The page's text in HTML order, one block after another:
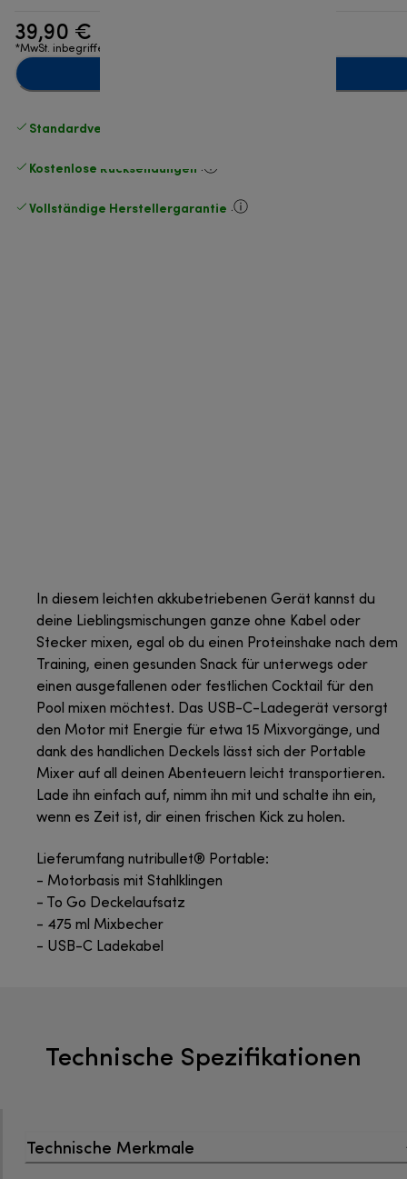
39,90 €
*MwSt. inbegriffen
Standardversand kostenlos
Kostenlose Rücksendungen .
Vollständige Herstellergarantie .
In diesem leichten akkubetriebenen Gerät kannst du
deine Lieblingsmischungen ganze ohne Kabel oder
Stecker mixen, egal ob du einen Proteinshake nach dem
Training, einen gesunden Snack für unterwegs oder
einen ausgefallenen oder festlichen Cocktail für den
Pool mixen möchtest. Das USB-C-Ladegerät versorgt
den Motor mit Energie für etwa 15 Mixvorgänge, und
dank des handlichen Deckels lässt sich der Portable
Mixer auf all deinen Abenteuern leicht transportieren.
Lade ihn einfach auf, nimm ihn mit und schalte ihn ein,
wenn es Zeit ist, dir einen frischen Kick zu holen.
Lieferumfang nutribullet® Portable:
- Motorbasis mit Stahlklingen
- To Go Deckelaufsatz
- 475 ml Mixbecher
- USB-C Ladekabel
Technische Spezifikationen
Technische Merkmale